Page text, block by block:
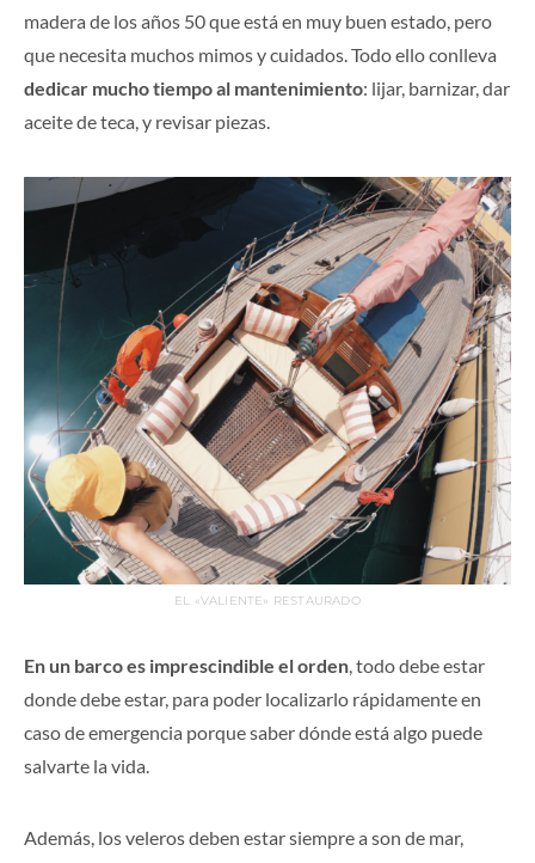
madera de los años 50 que está en muy buen estado, pero
que necesita muchos mimos y cuidados. Todo ello conlleva
dedicar mucho tiempo al mantenimiento: lijar, barnizar, dar
aceite de teca, y revisar piezas.
EL «VALIENTE» RESTAURADO
En un barco es imprescindible el orden, todo debe estar
donde debe estar, para poder localizarlo rápidamente en
caso de emergencia porque saber dónde está algo puede
salvarte la vida.
Además, los veleros deben estar siempre a son de mar,